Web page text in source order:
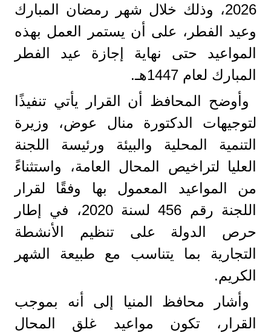
2026، وذلك خلال شهر رمضان المبارك
وعيد الفطر، على أن يستمر العمل بهذه
المواعيد حتى نهاية إجازة عيد الفطر
المبارك لعام 1447هـ.
وأوضح المحافظ أن القرار يأتي تنفيذًا
لتوجيهات الدكتورة منال عوض، وزيرة
التنمية المحلية والبيئة ورئيسة اللجنة
العليا لتراخيص المحال العامة، واستثناءً
من المواعيد المعمول بها وفقًا لقرار
اللجنة رقم 456 لسنة 2020، في إطار
حرص الدولة على تنظيم الأنشطة
التجارية بما يتناسب مع طبيعة الشهر
الكريم.
وأشار محافظ المنيا إلى أنه بموجب
القرار، تكون مواعيد غلق المحال